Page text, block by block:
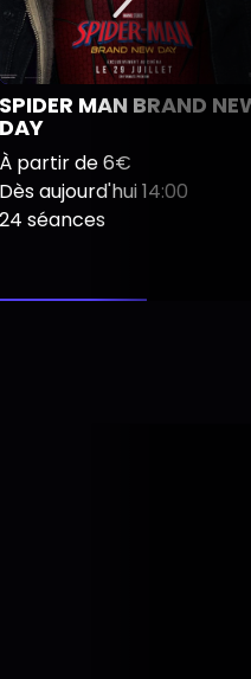
SPIDER MAN BRAND
DAY
À partir de 6€
Dès aujourd'hui 14:00
24 séances